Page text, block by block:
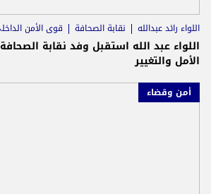
اللواء رائد عبدالله نقابة الصحافة قوى الأمن
اللواء عبد الله استقبل وفد نقابة
الأمل والتغيير
أمن وقضاء